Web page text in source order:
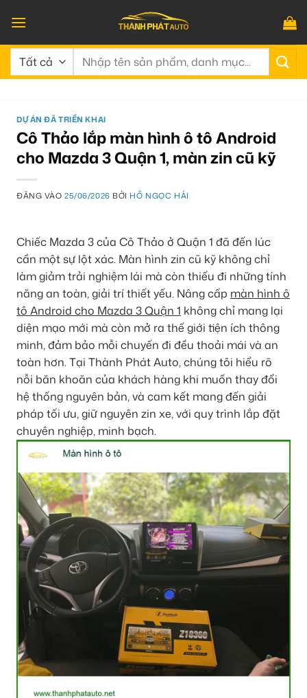
qua
nội
dung
Tìm
DỰ ÁN ĐÃ TRIỂN KHAI
Cô Thảo lắp màn hình ô tô Android
cho Mazda 3 Quận 1, màn zin cũ kỹ
ĐĂNG VÀO25/06/2026 BỞI HỒ NGỌC HẢI
Chiếc Mazda 3 của Cô Thảo ở Quận 1 đã đến lúc
cần một sự lột xác. Màn hình zin cũ kỹ không chỉ
làm giảm trải nghiệm lái mà còn thiếu đi những tính
năng an toàn, giải trí thiết yếu. Nâng cấp màn hình ô
tô Android cho Mazda 3 Quận 1 không chỉ mang lại
diện mạo mới mà còn mở ra thế giới tiện ích thông
minh, đảm bảo mỗi chuyến đi đều thoải mái và an
toàn hơn. Tại Thành Phát Auto, chúng tôi hiểu rõ
nỗi băn khoăn của khách hàng khi muốn thay đổi
hệ thống nguyên bản, và cam kết mang đến giải
pháp tối ưu, giữ nguyên zin xe, với quy trình lắp đặt
chuyên nghiệp, minh bạch.